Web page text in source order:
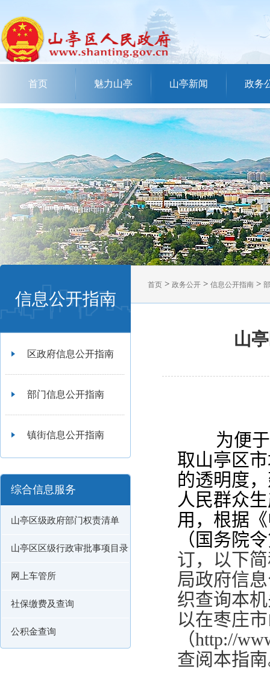
首页 魅力山亭 山亭新闻 政务
信息公开指南
区政府信息公开指南
部门信息公开指南
镇街信息公开指南
综合信息服务
山亭区级政府部门权责清单
山亭区区级行政审批事项目录
网上车管所
社保缴费及查询
公积金查询
首页 > 政务公开 > 信息公开指南 >
山
为便
取山亭区
的透明度
人民群众
用，根据
（国务院
订，以下
局政府信
织查询本
以在枣庄
（http://
查阅本指